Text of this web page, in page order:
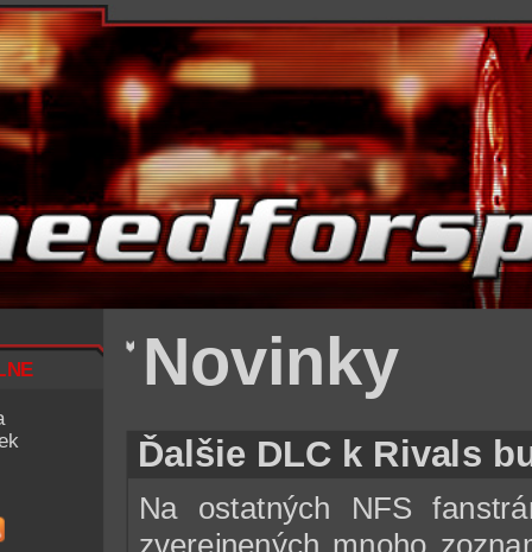
Novinky
Ďalšie DLC k Rivals
Na ostatných NFS
zverejnených mnoho